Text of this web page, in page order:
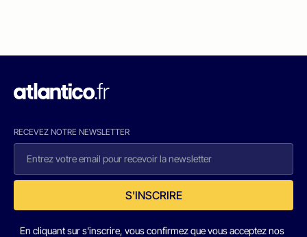
RECEVEZ NOTRE NEWSLETTER
S'INSCRIRE
En cliquant sur s'inscrire, vous confirmez que vous acceptez nos